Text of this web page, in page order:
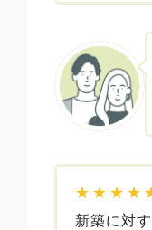
★ ★ ★ ★
新築に対